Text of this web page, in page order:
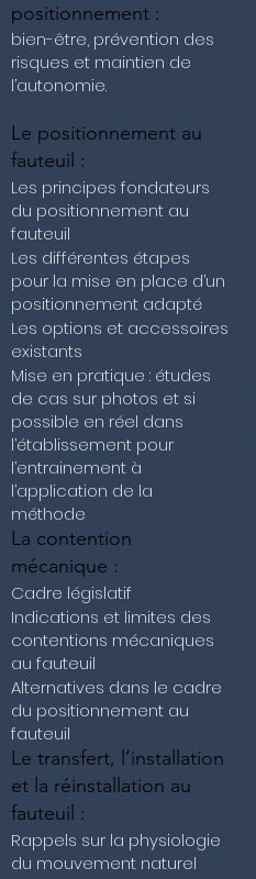
positionnement :
bien-être, prévention des
risques et maintien de
l’autonomie.
Le positionnement au
fauteuil :
Les principes fondateurs
du positionnement au
fauteuil
Les différentes étapes
pour la mise en place d’un
positionnement adapté
Les options et accessoires
existants
Mise en pratique : études
de cas sur photos et si
possible en réel dans
l’établissement pour
l’entrainement à
l’application de la
méthode
La contention
mécanique :
Cadre législatif
Indications et limites des
contentions mécaniques
au fauteuil
Alternatives dans le cadre
du positionnement au
fauteuil
Le transfert, l’installation
et la réinstallation au
fauteuil :
Rappels sur la physiologie
du mouvement naturel